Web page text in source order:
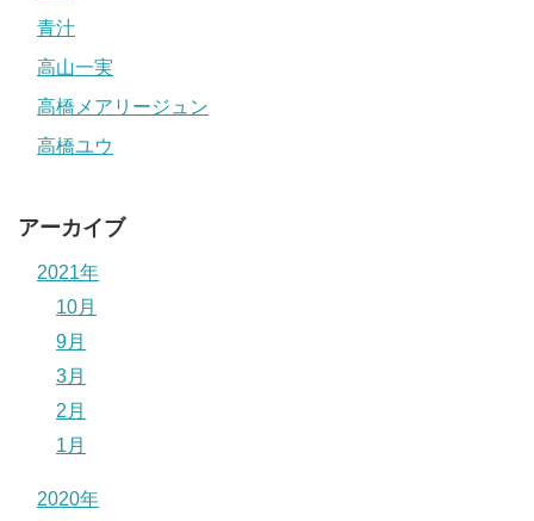
青汁
高山一実
高橋メアリージュン
高橋ユウ
アーカイブ
2021年
10月
9月
3月
2月
1月
2020年